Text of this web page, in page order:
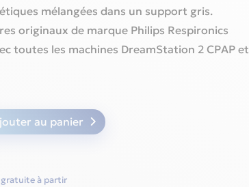
mélangées dans un support gris.
originaux de marque Philips Respironics
toutes les machines DreamStation 2 CPAP et
au panier
gratuite à partir